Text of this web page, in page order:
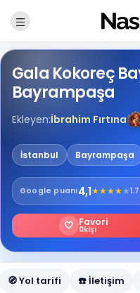
Gala Kokoreç
Bayrampaşa
Ekleyen:İbrahim Fırtına
İstanbul Bayrampaşa
Google puanı4,1★★★★★
🤍 Favori
0kişi
🧭 Yol tarifi ☎️ İletişim